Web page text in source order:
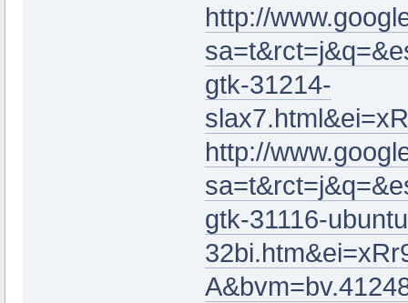
http://
gtk-31214-
http://
gtk-31116-